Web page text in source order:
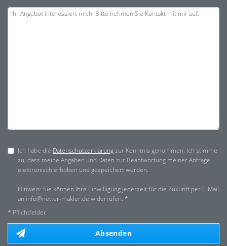
Ich habe die Datenschutzerklärungzur Kenntnis genommen. Ich stimme
zu, dass meine Angaben und Daten zur Beantwortung meiner Anfrage
elektronisch erhoben und gespeichert werden.
Hinweis: Sie können Ihre Einwilligung jederzeit für die Zukunft per E-Mail
an info@netter-makler.de widerrufen. *
* Pflichtfelder
Absenden